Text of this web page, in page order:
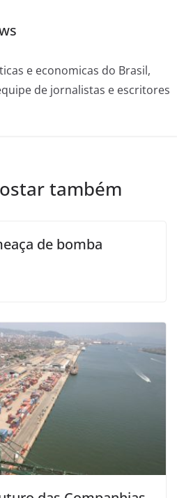
e economicas do Brasil,
de jornalistas e escritores
também
de bomba